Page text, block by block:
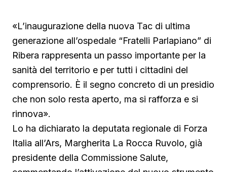
«L’inaugurazione della nuova Tac di ultima
generazione all’ospedale “Fratelli Parlapiano” di
Ribera rappresenta un passo importante per la
sanità del territorio e per tutti i cittadini del
comprensorio. È il segno concreto di un presidio
che non solo resta aperto, ma si rafforza e si
rinnova».
Lo ha dichiarato la deputata regionale di Forza
Italia all’Ars, Margherita La Rocca Ruvolo, già
presidente della Commissione Salute,